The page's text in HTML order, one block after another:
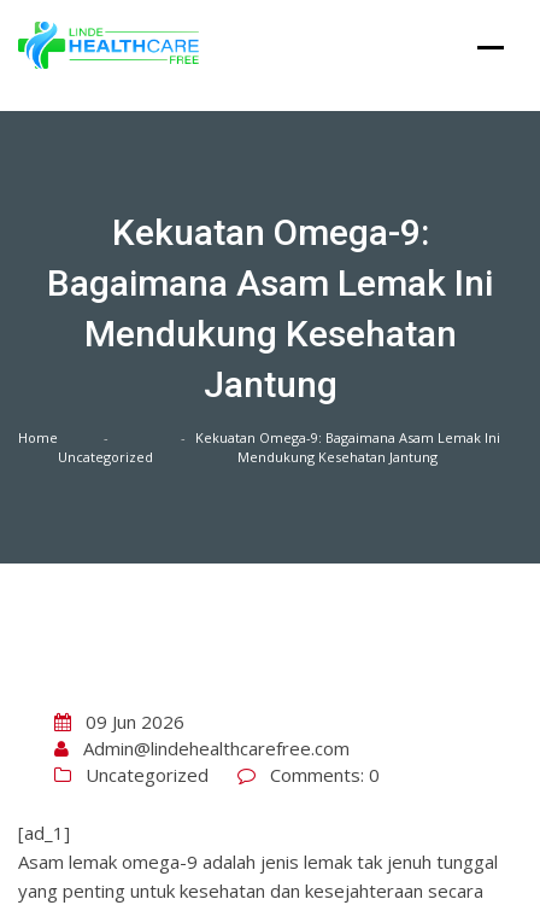
Kekuatan Omega-9:
Bagaimana Asam Lemak Ini
Mendukung Kesehatan
Jantung
Home
Uncategorized
Kekuatan Omega-9: Bagaimana Asam Lemak Ini
Mendukung Kesehatan Jantung
09 Jun 2026
Admin@lindehealthcarefree.com
Uncategorized
Comments: 0
[ad_1]
Asam lemak omega-9 adalah jenis lemak tak jenuh tunggal
yang penting untuk kesehatan dan kesejahteraan secara